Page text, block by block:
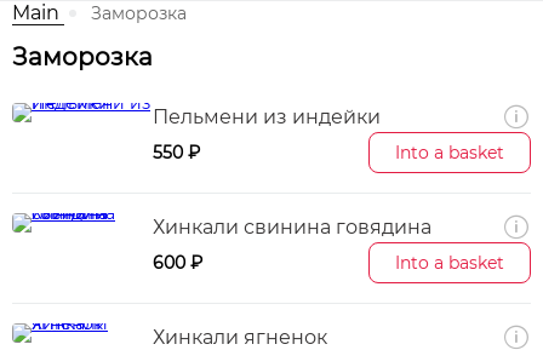
Main Заморозка
Заморозка
Пельмени из индейки
550 ₽ Into a basket
Хинкали свинина говядина
600 ₽ Into a basket
Хинкали ягненок